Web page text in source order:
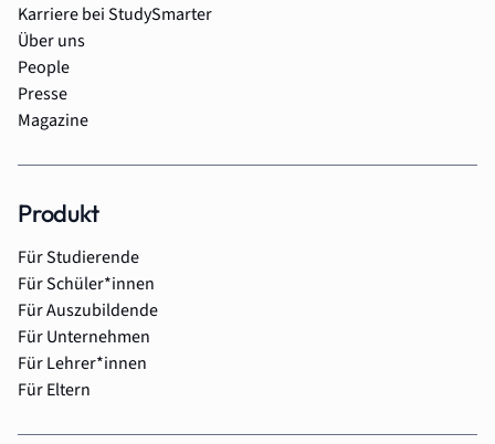
Karriere bei StudySmarter
Über uns
People
Presse
Magazine
Produkt
Für Studierende
Für Schüler*innen
Für Auszubildende
Für Unternehmen
Für Lehrer*innen
Für Eltern